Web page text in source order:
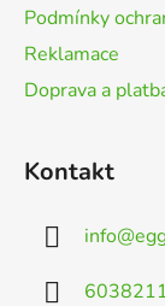
Podmínky
Reklamace
Doprava a
Kontakt
info@